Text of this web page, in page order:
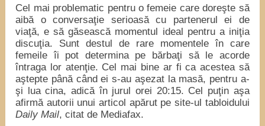
Cel mai problematic pentru o femeie care doreşte să
aibă o conversaţie serioasă cu partenerul ei de
viaţă, e să găsească momentul ideal pentru a iniţia
discuţia. Sunt destul de rare momentele în care
femeile îi pot determina pe bărbaţi să le acorde
întraga lor atenţie. Cel mai bine ar fi ca acestea să
aştepte până când ei s-au aşezat la masă, pentru a-
şi lua cina, adică în jurul orei 20:15. Cel puţin aşa
afirmă autorii unui articol apărut pe site-ul tabloidului
Daily Mail, citat de Mediafax.